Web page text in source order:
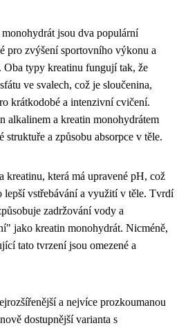
jsou dva populární
pro zvýšení sportovního výkonu a
Oba typy kreatinu fungují tak, že
ve svalech, což je sloučenina,
krátkodobé a intenzivní cvičení.
alkalinem a kreatin monohydrátem
a způsobu absorpce v těle.
kreatinu, která má upravené pH, což
lepší vstřebávání a využití v těle. Tvrdí
zadržování vody a
jako kreatin monohydrát. Nicméně,
tato tvrzení jsou omezené a
a nejvíce prozkoumanou
dostupnější varianta s